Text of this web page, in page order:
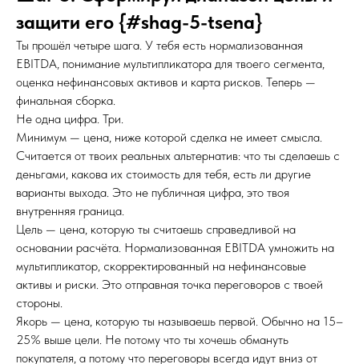
защити его {#shag-5-tsena}
Ты прошёл четыре шага. У тебя есть нормализованная
EBITDA, понимание мультипликатора для твоего сегмента,
оценка нефинансовых активов и карта рисков. Теперь —
финальная сборка.
Не одна цифра. Три.
Минимум — цена, ниже которой сделка не имеет смысла.
Считается от твоих реальных альтернатив: что ты сделаешь с
деньгами, какова их стоимость для тебя, есть ли другие
варианты выхода. Это не публичная цифра, это твоя
внутренняя граница.
Цель — цена, которую ты считаешь справедливой на
основании расчёта. Нормализованная EBITDA умножить на
мультипликатор, скорректированный на нефинансовые
активы и риски. Это отправная точка переговоров с твоей
стороны.
Якорь — цена, которую ты называешь первой. Обычно на 15–
25% выше цели. Не потому что ты хочешь обмануть
покупателя, а потому что переговоры всегда идут вниз от